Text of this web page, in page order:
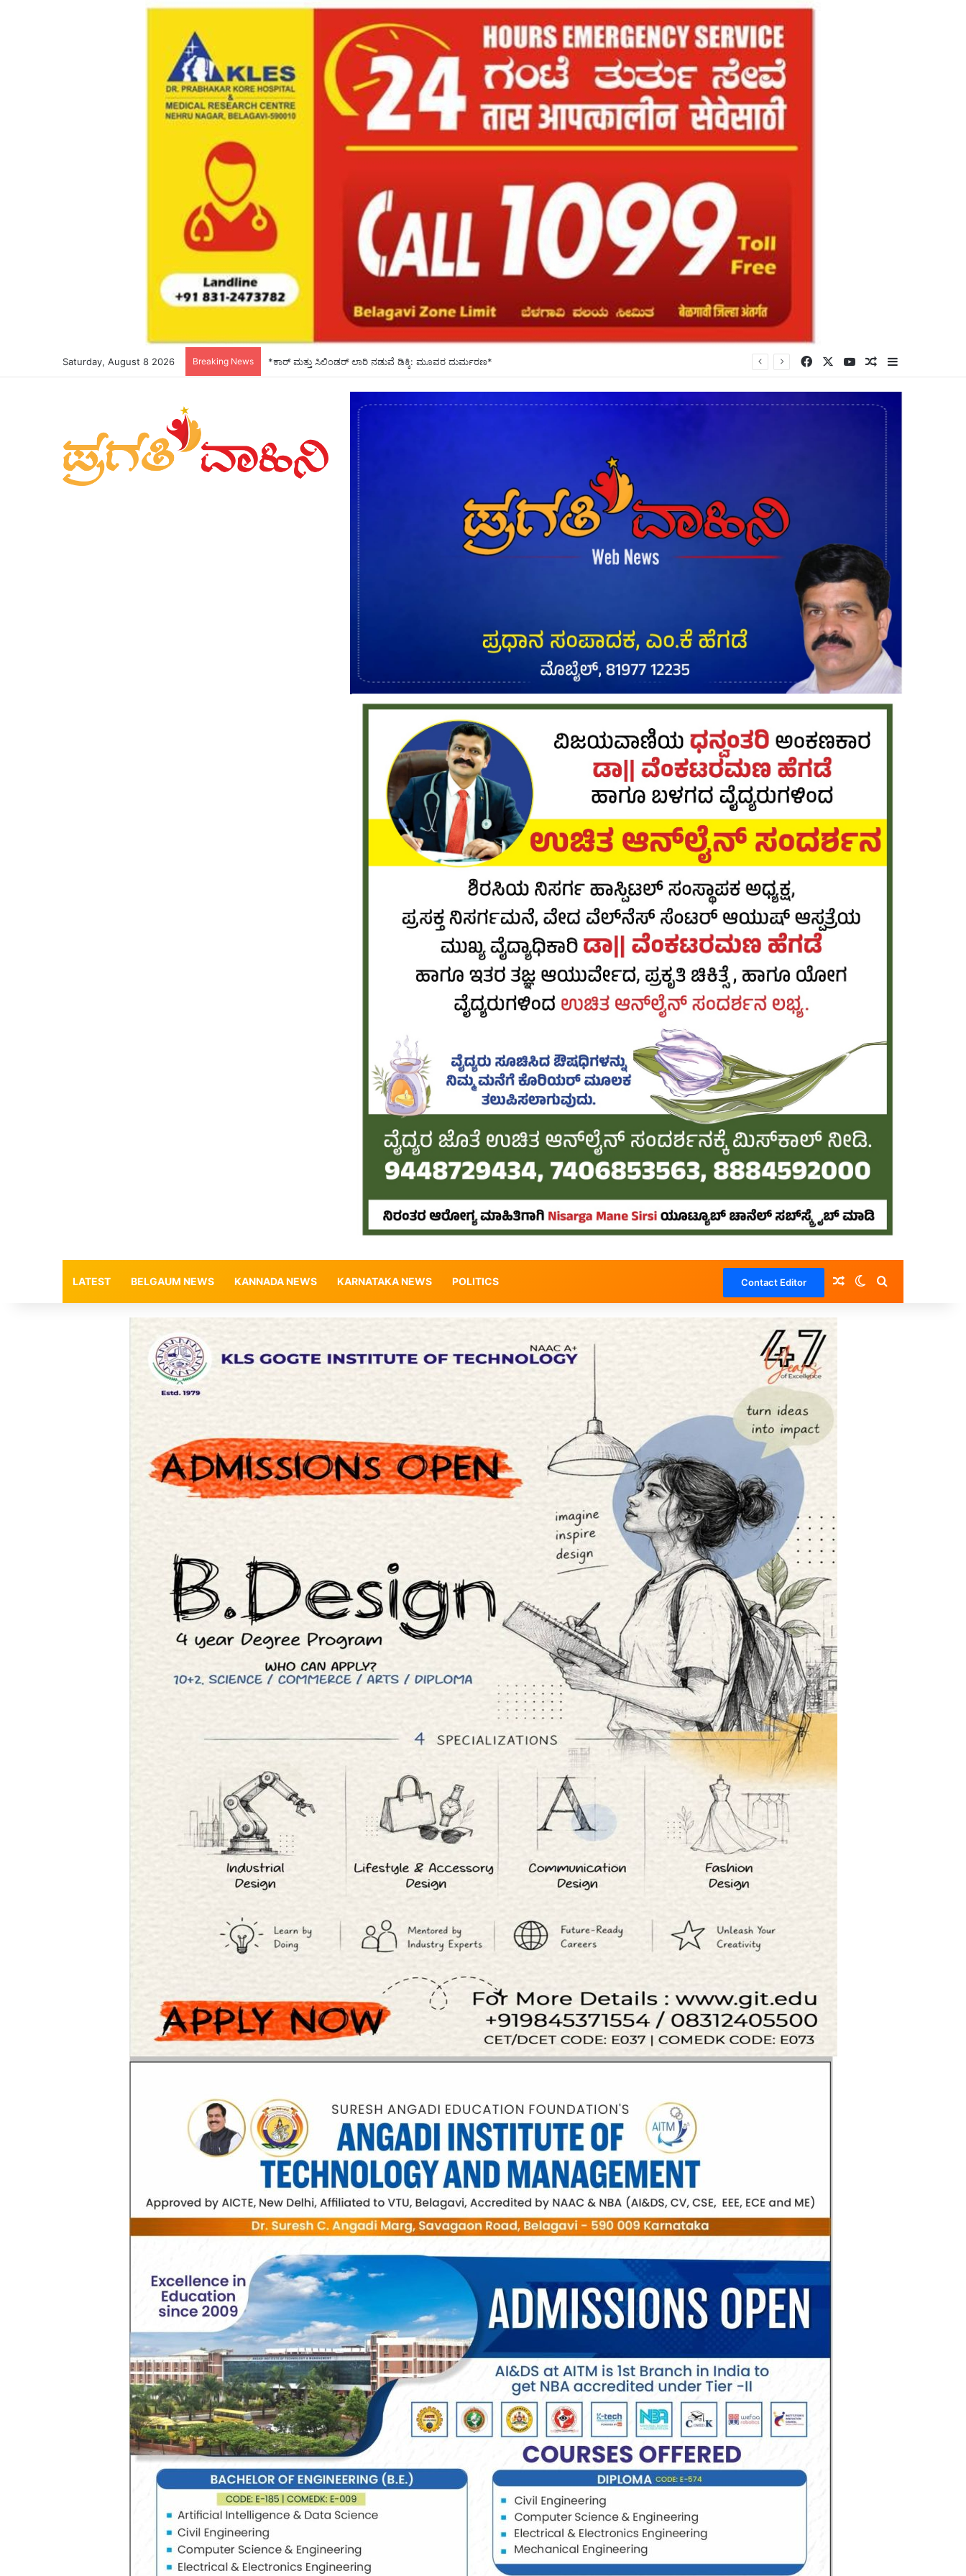
Saturday, August 8 2026 Breaking News ‘ಕ್ವಾಂಟಮ್’ ತಂತ್ರಜ್ಞಾನದಲ್ಲಿ ಕರ್ನಾಟಕ ಮುಂಚೂಣಿ: ಬೆಂಗಳೂರಿಗೆ ಪೂರ್ಣ ಪ್ರಮಾಣದ ಅಮೆರಿಕ ಕಾನ್ಸುಲೇಟ್ ಅಗತ್ಯ: ಸಿಎಂ ಡಿ.ಕೆ.ಶಿವಕುಮಾರ್ FacebookYouTubeRandom Article
Sidebar
LATEST BELGAUM NEWS KANNADA NEWS KARNATAKA NEWS POLITICS Contact Editor Random Article
Switch skin
Search for